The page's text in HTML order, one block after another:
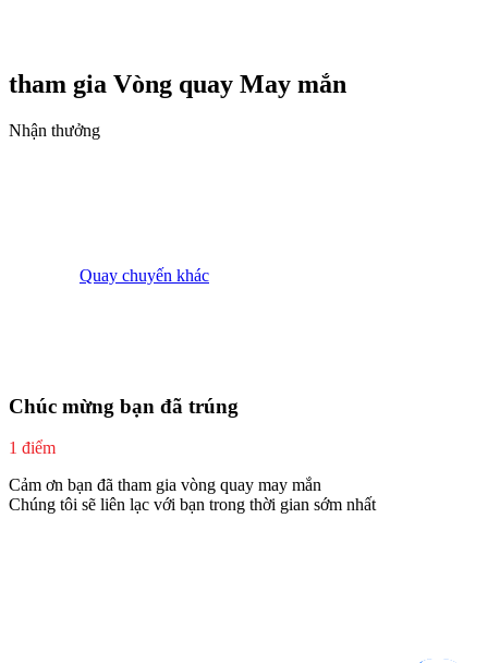
tham gia Vòng quay May mắn
Nhận thưởng
Quay chuyến khác
Chúc mừng bạn đã trúng
1 điểm
Cảm ơn bạn đã tham gia vòng quay may mắn
Chúng tôi sẽ liên lạc với bạn trong thời gian sớm nhất